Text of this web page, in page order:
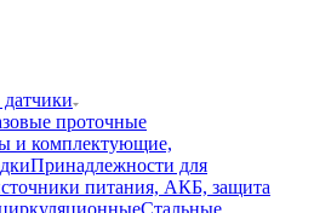
проточные
и комплектующие,
Принадлежности для
питания, АКБ, защита
Стальные